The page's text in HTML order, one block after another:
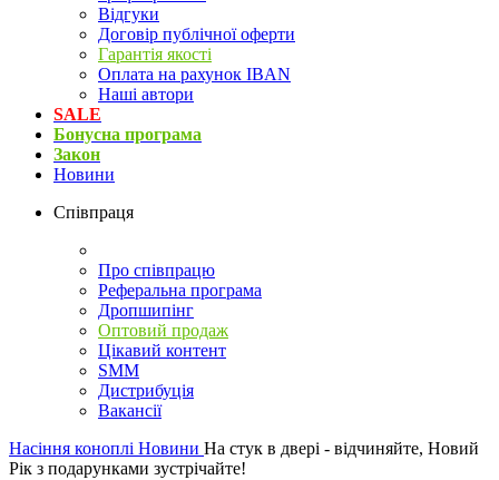
Відгуки
Договір публічної оферти
Гарантія якості
Оплата на рахунок IBAN
Наші автори
SALE
Бонусна програма
Закон
Новини
Співпраця
Про співпрацю
Реферальна програма
Дропшипінг
Оптовий продаж
Цікавий контент
SMM
Дистрибуція
Вакансії
Насіння коноплі Новини На стук в двері - відчиняйте, Новий
Рік з подарунками зустрічайте!